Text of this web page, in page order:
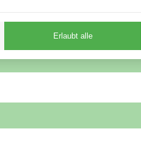
Erlaubt alle